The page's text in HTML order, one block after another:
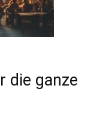
die ganze